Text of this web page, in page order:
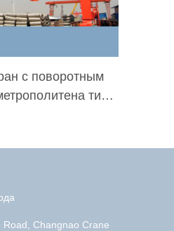
с поворотным
типа
Changnao Crane